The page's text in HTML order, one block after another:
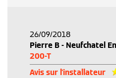
26/09/2018
Pierre B - Neufchatel
200-T
Avis sur l'installateur